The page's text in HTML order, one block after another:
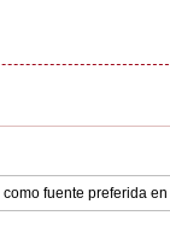
como fuente preferida en